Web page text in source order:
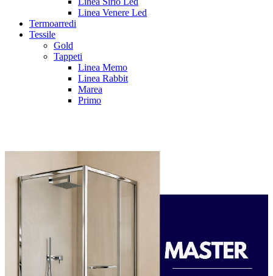
Linea Venere Led
Termoarredi
Tessile
Gold
Tappeti
Linea Memo
Linea Rabbit
Marea
Primo